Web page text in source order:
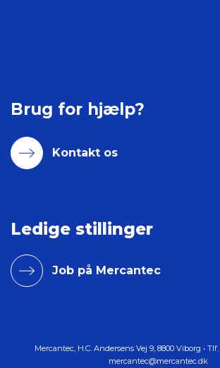
Brug for hjælp?
Kontakt os
Ledige stillinger
Job på Mercantec
Mercantec, H.C. Andersens Vej 9, 8800 Viborg • Tlf.
mercantec@mercantec.dk